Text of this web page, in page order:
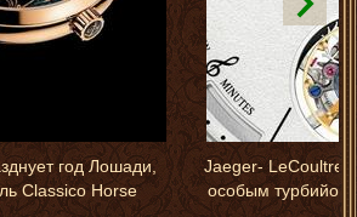
год Лошади,
Classico Horse
Jaeger- LeCoultre
особым